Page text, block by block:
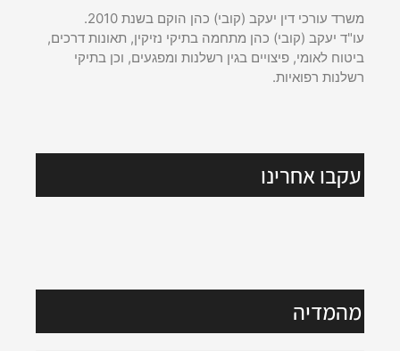
משרד עורכי דין יעקב (קובי) כהן הוקם בשנת 2010.
עו"ד יעקב (קובי) כהן מתחמה בתיקי נזיקין, תאונות דרכים,
ביטוח לאומי, פיצויים בגין רשלנות ומפגעים, וכן בתיקי
רשלנות רפואיות.
עקבו אחרינו
מהמדיה